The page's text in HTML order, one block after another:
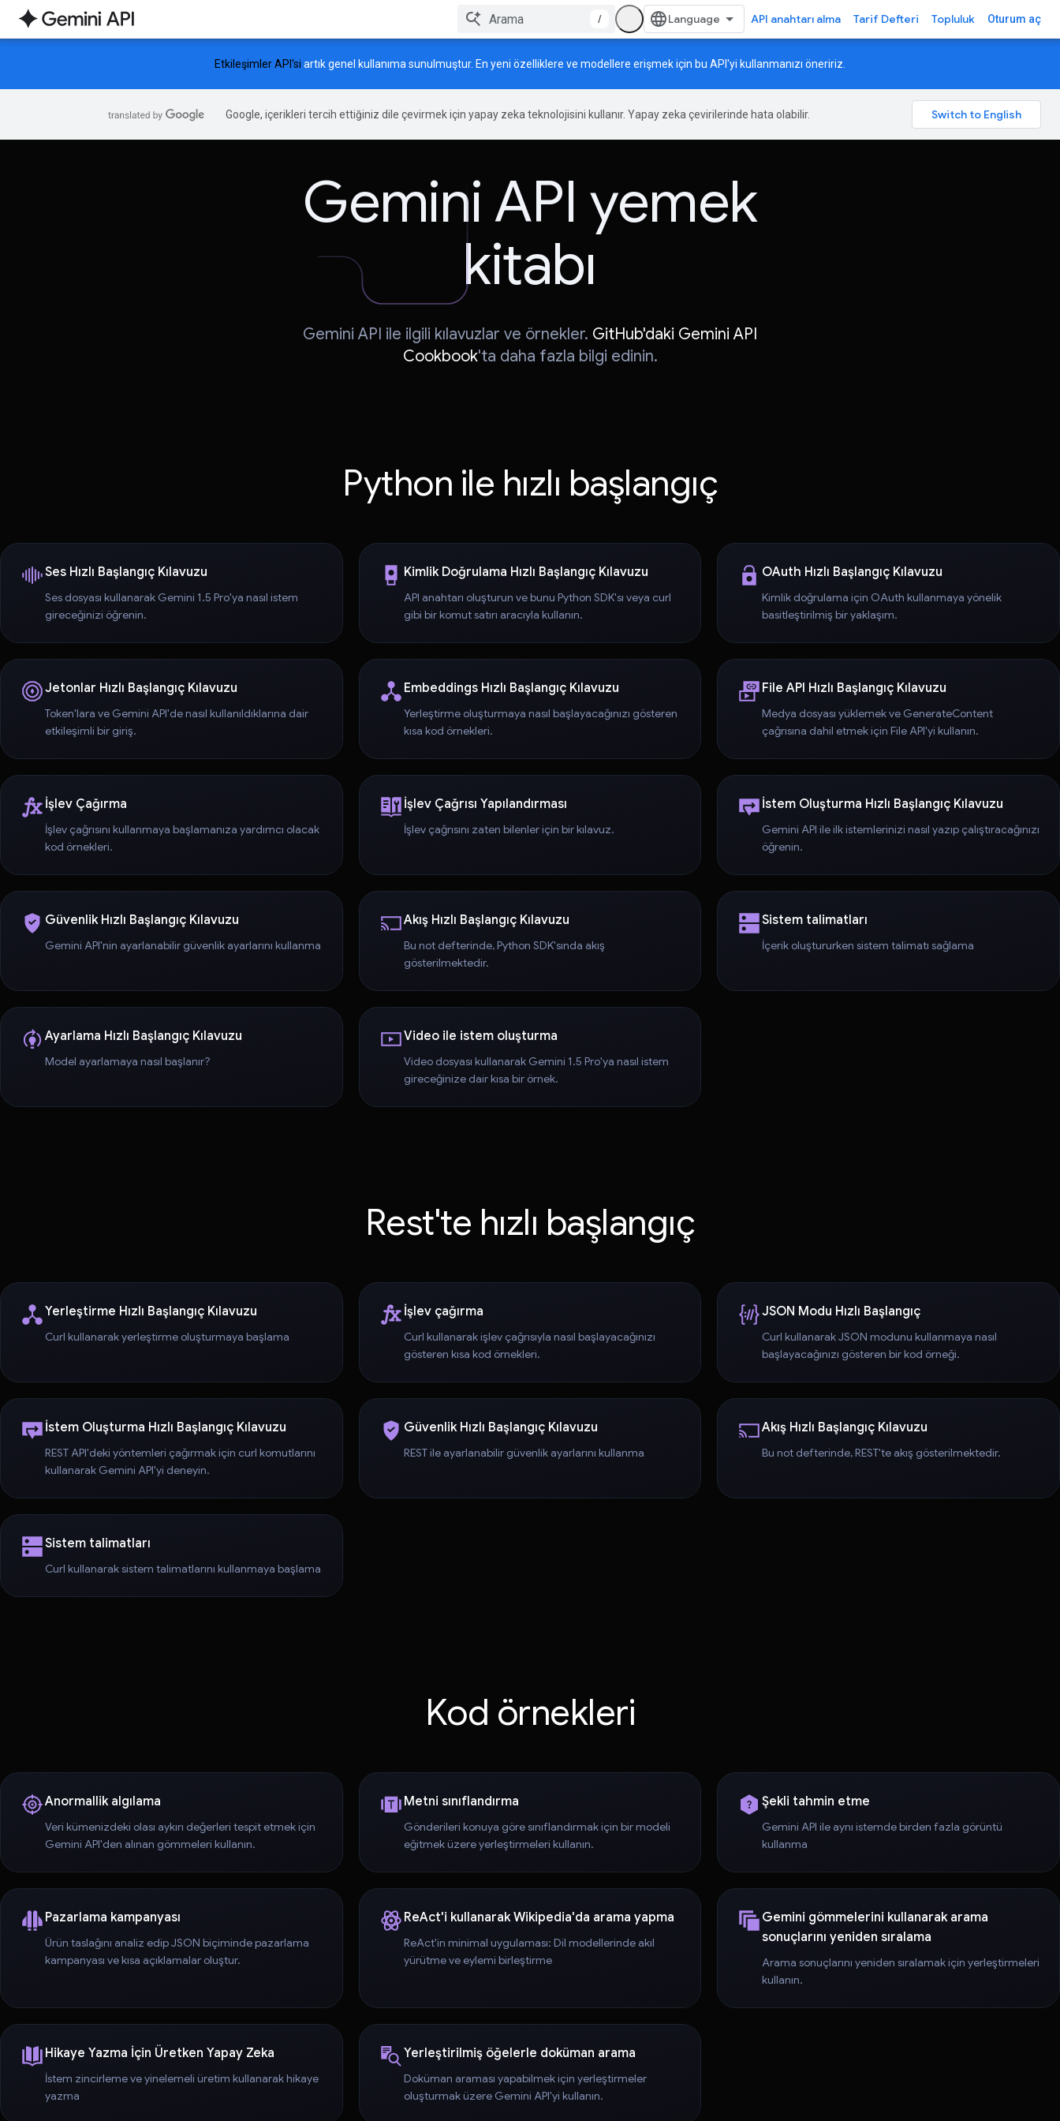
/ API anahtarı alma Tarif Defteri Topluluk Oturum aç
Etkileşimler API'si artık genel kullanıma sunulmuştur. En yeni özelliklere ve modellere erişmek için bu API'yi kullanmanızı öneririz.
Google, içerikleri tercih ettiğiniz dile çevirmek için yapay zeka teknolojisini kullanır. Yapay zeka çevirilerinde hata olabilir.
Gemini API yemek
kitabı
Gemini API ile ilgili kılavuzlar ve örnekler. GitHub'daki Gemini API
Cookbook'ta daha fazla bilgi edinin.
Python ile hızlı başlangıç
Ses Hızlı Başlangıç Kılavuzu
Ses dosyası kullanarak Gemini 1.5 Pro'ya nasıl istem
gireceğinizi öğrenin.
Kimlik Doğrulama Hızlı Başlangıç Kılavuzu
API anahtarı oluşturun ve bunu Python SDK'sı veya curl
gibi bir komut satırı aracıyla kullanın.
OAuth Hızlı Başlangıç Kılavuzu
Kimlik doğrulama için OAuth kullanmaya yönelik
basitleştirilmiş bir yaklaşım.
Jetonlar Hızlı Başlangıç Kılavuzu
Token'lara ve Gemini API'de nasıl kullanıldıklarına dair
etkileşimli bir giriş.
Embeddings Hızlı Başlangıç Kılavuzu
Yerleştirme oluşturmaya nasıl başlayacağınızı gösteren
kısa kod örnekleri.
File API Hızlı Başlangıç Kılavuzu
Medya dosyası yüklemek ve GenerateContent
çağrısına dahil etmek için File API'yi kullanın.
İşlev Çağırma
İşlev çağrısını kullanmaya başlamanıza yardımcı olacak
kod örnekleri.
İşlev Çağrısı Yapılandırması
İşlev çağrısını zaten bilenler için bir kılavuz.
İstem Oluşturma Hızlı Başlangıç Kılavuzu
Gemini API ile ilk istemlerinizi nasıl yazıp çalıştıracağınızı
öğrenin.
Güvenlik Hızlı Başlangıç Kılavuzu
Gemini API'nin ayarlanabilir güvenlik ayarlarını kullanma
Akış Hızlı Başlangıç Kılavuzu
Bu not defterinde, Python SDK'sında akış
gösterilmektedir.
Sistem talimatları
İçerik oluştururken sistem talimatı sağlama
Ayarlama Hızlı Başlangıç Kılavuzu
Model ayarlamaya nasıl başlanır?
Video ile istem oluşturma
Video dosyası kullanarak Gemini 1.5 Pro'ya nasıl istem
gireceğinize dair kısa bir örnek.
Rest'te hızlı başlangıç
Yerleştirme Hızlı Başlangıç Kılavuzu
Curl kullanarak yerleştirme oluşturmaya başlama
İşlev çağırma
Curl kullanarak işlev çağrısıyla nasıl başlayacağınızı
gösteren kısa kod örnekleri.
JSON Modu Hızlı Başlangıç
Curl kullanarak JSON modunu kullanmaya nasıl
başlayacağınızı gösteren bir kod örneği.
İstem Oluşturma Hızlı Başlangıç Kılavuzu
REST API'deki yöntemleri çağırmak için curl komutlarını
kullanarak Gemini API'yi deneyin.
Güvenlik Hızlı Başlangıç Kılavuzu
REST ile ayarlanabilir güvenlik ayarlarını kullanma
Akış Hızlı Başlangıç Kılavuzu
Bu not defterinde, REST'te akış gösterilmektedir.
Sistem talimatları
Curl kullanarak sistem talimatlarını kullanmaya başlama
Kod örnekleri
Anormallik algılama
Veri kümenizdeki olası aykırı değerleri tespit etmek için
Gemini API'den alınan gömmeleri kullanın.
Metni sınıflandırma
Gönderileri konuya göre sınıflandırmak için bir modeli
eğitmek üzere yerleştirmeleri kullanın.
Şekli tahmin etme
Gemini API ile aynı istemde birden fazla görüntü
kullanma
Pazarlama kampanyası
Ürün taslağını analiz edip JSON biçiminde pazarlama
kampanyası ve kısa açıklamalar oluştur.
ReAct'i kullanarak Wikipedia'da arama yapma
ReAct'in minimal uygulaması: Dil modellerinde akıl
yürütme ve eylemi birleştirme
Gemini gömmelerini kullanarak arama
sonuçlarını yeniden sıralama
Arama sonuçlarını yeniden sıralamak için yerleştirmeleri
kullanın.
Hikaye Yazma İçin Üretken Yapay Zeka
İstem zincirleme ve yinelemeli üretim kullanarak hikaye
yazma
Yerleştirilmiş öğelerle doküman arama
Doküman araması yapabilmek için yerleştirmeler
oluşturmak üzere Gemini API'yi kullanın.